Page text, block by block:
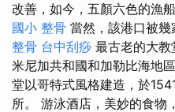
改善，如今，五顏六色的漁
國小 整骨 當然，該港口被幾
整骨 台中刮痧 最古老的大
米尼加共和國和加勒比海地區
堂以哥特式風格建造，於
所。 游泳酒店，美妙的食物